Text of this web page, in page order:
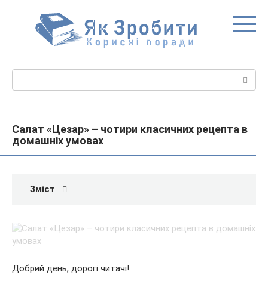
Салат «Цезар» – чотири класичних рецепта в
домашніх умовах
Зміст
Добрий день, дорогі читачі!